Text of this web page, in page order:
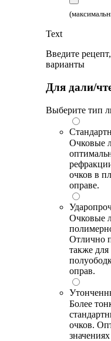
Text
Введите
варианты
Для дали/
Выберите тип
Очковые
очков в
оправе.
Очковые
Отлично
также
оправ.
Более
очков.